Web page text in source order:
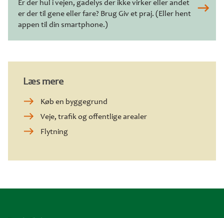
Er der hul i vejen, gadelys der ikke virker eller andet
er der til gene eller fare? Brug Giv et praj. (Eller hent
appen til din smartphone.)
Læs mere
Køb en byggegrund
Veje, trafik og offentlige arealer
Flytning